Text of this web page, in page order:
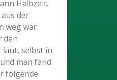
Halbzeit.
der
weg war
den
laut, selbst in
man fand
folgende